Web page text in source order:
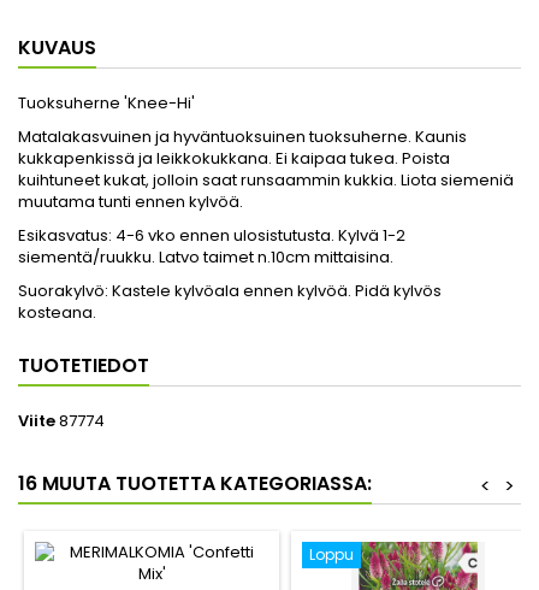
KUVAUS
Tuoksuherne 'Knee-Hi'
Matalakasvuinen ja hyväntuoksuinen tuoksuherne. Kaunis
kukkapenkissä ja leikkokukkana. Ei kaipaa tukea. Poista
kuihtuneet kukat, jolloin saat runsaammin kukkia. Liota siemeniä
muutama tunti ennen kylvöä.
Esikasvatus: 4-6 vko ennen ulosistutusta. Kylvä 1-2
siementä/ruukku. Latvo taimet n.10cm mittaisina.
Suorakylvö: Kastele kylvöala ennen kylvöä. Pidä kylvös
kosteana.
TUOTETIEDOT
Viite87774
16 MUUTA TUOTETTA KATEGORIASSA: >
<
Loppu